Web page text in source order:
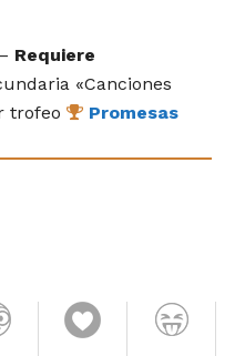
– Requiere
«Canciones
trofeo
Promesas